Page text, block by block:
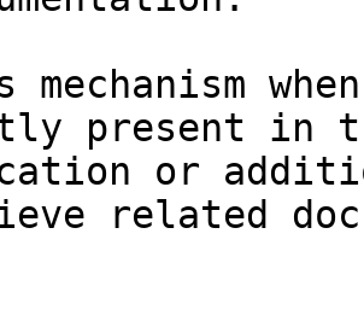
mechanism
present in
or